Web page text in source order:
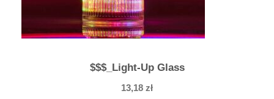
$$$_Light-Up Glass
13,18 zł